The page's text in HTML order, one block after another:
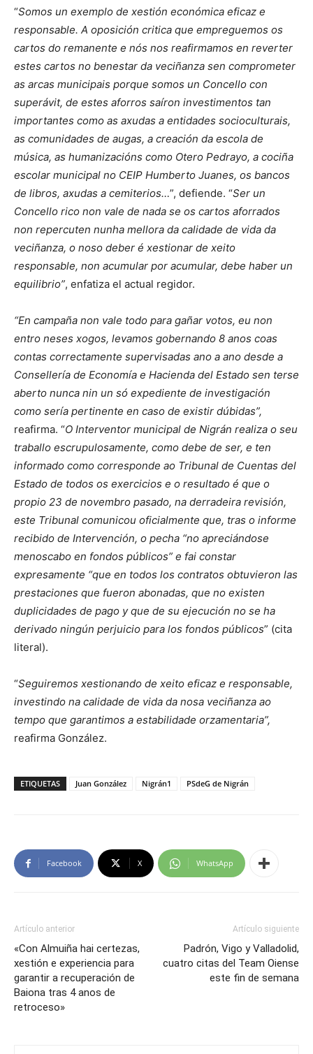
“Somos un exemplo de xestión económica eficaz e
responsable. A oposición critica que empreguemos os
cartos do remanente e nós nos reafirmamos en reverter
estes cartos no benestar da veciñanza sen comprometer
as arcas municipais porque somos un Concello con
superávit, de estes aforros saíron investimentos tan
importantes como as axudas a entidades socioculturais,
as comunidades de augas, a creación da escola de
música, as humanizacións como Otero Pedrayo, a cociña
escolar municipal no CEIP Humberto Juanes, os bancos
de libros, axudas a cemiterios…”, defiende. “Ser un
Concello rico non vale de nada se os cartos aforrados
non repercuten nunha mellora da calidade de vida da
veciñanza, o noso deber é xestionar de xeito
responsable, non acumular por acumular, debe haber un
equilibrio”, enfatiza el actual regidor.
“En campaña non vale todo para gañar votos, eu non
entro neses xogos, levamos gobernando 8 anos coas
contas correctamente supervisadas ano a ano desde a
Consellería de Economía e Hacienda del Estado sen terse
aberto nunca nin un só expediente de investigación
como sería pertinente en caso de existir dúbidas”,
reafirma. “O Interventor municipal de Nigrán realiza o seu
traballo escrupulosamente, como debe de ser, e ten
informado como corresponde ao Tribunal de Cuentas del
Estado de todos os exercicios e o resultado é que o
propio 23 de novembro pasado, na derradeira revisión,
este Tribunal comunicou oficialmente que, tras o informe
recibido de Intervención, o pecha “no apreciándose
menoscabo en fondos públicos” e fai constar
expresamente “que en todos los contratos obtuvieron las
prestaciones que fueron abonadas, que no existen
duplicidades de pago y que de su ejecución no se ha
derivado ningún perjuicio para los fondos públicos” (cita
literal).
“Seguiremos xestionando de xeito eficaz e responsable,
investindo na calidade de vida da nosa veciñanza ao
tempo que garantimos a estabilidade orzamentaria”,
reafirma González.
ETIQUETAS Juan González Nigrán1 PSdeG de Nigrán
Facebook X WhatsApp
Artículo anterior
«Con Almuiña hai certezas,
xestión e experiencia para
garantir a recuperación de
Baiona tras 4 anos de
retroceso»
Artículo siguiente
Padrón, Vigo y Valladolid,
cuatro citas del Team Oiense
este fin de semana